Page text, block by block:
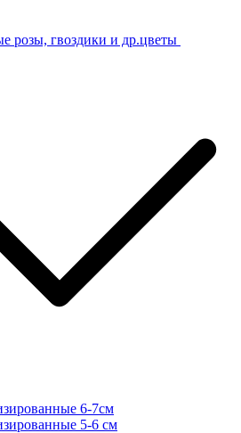
розы, гвоздики и др.цветы
6-7см
5-6 см